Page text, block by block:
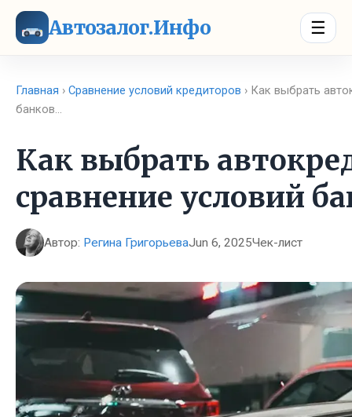
Автозалог.Инфо ☰
Главная › Сравнение условий кредиторов › Как выбрать
банков…
Как выбрать
сравнение условий
Автор: Регина ГригорьеваJun 6, 2025Чек-лист